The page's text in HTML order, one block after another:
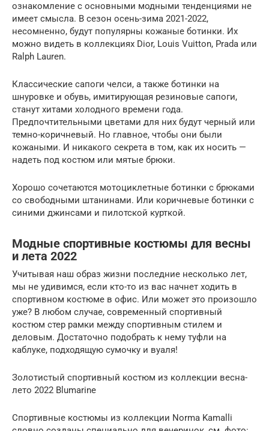
ознакомление с основными модными тенденциями не
имеет смысла. В сезон осень-зима 2021-2022,
несомненно, будут популярны кожаные ботинки. Их
можно видеть в коллекциях Dior, Louis Vuitton, Prada или
Ralph Lauren.
Классические сапоги челси, а также ботинки на
шнуровке и обувь, имитирующая резиновые сапоги,
станут хитами холодного времени года.
Предпочтительными цветами для них будут черный или
темно-коричневый. Но главное, чтобы они были
кожаными. И никакого секрета в том, как их носить —
надеть под костюм или мятые брюки.
Хорошо сочетаются мотоциклетные ботинки с брюками
со свободными штанинами. Или коричневые ботинки с
синими джинсами и пилотской курткой.
Модные спортивные костюмы для весны
и лета 2022
Учитывая наш образ жизни последние несколько лет,
мы не удивимся, если кто-то из вас начнет ходить в
спортивном костюме в офис. Или может это произошло
уже? В любом случае, современный спортивный
костюм стер рамки между спортивным стилем и
деловым. Достаточно подобрать к нему туфли на
каблуке, подходящую сумочку и вуаля!
Золотистый спортивный костюм из коллекции весна-
лето 2022 Blumarine
Спортивные костюмы из коллекции Norma Kamalli